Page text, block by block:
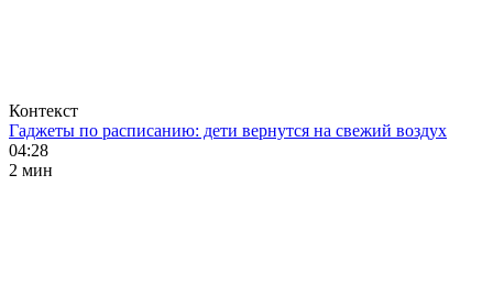
Контекст
Гаджеты по расписанию: дети вернутся на свежий воздух
04:28
2 мин